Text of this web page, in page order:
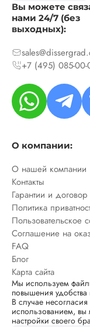
Вы можете
нами 24/7 (без
выходных):
+7 (495) 085-00-
О компании:
О нашей компании
Контакты
Гарантии и договор
Политика
Пользовательское
Соглашение на
FAQ
Блог
Карта сайта
Мы используем
повышения
В случае несогласия
использованием, вы
настройки своего